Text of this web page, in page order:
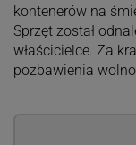
kontenerów na
Sprzęt został
właścicielce. Za
pozbawienia